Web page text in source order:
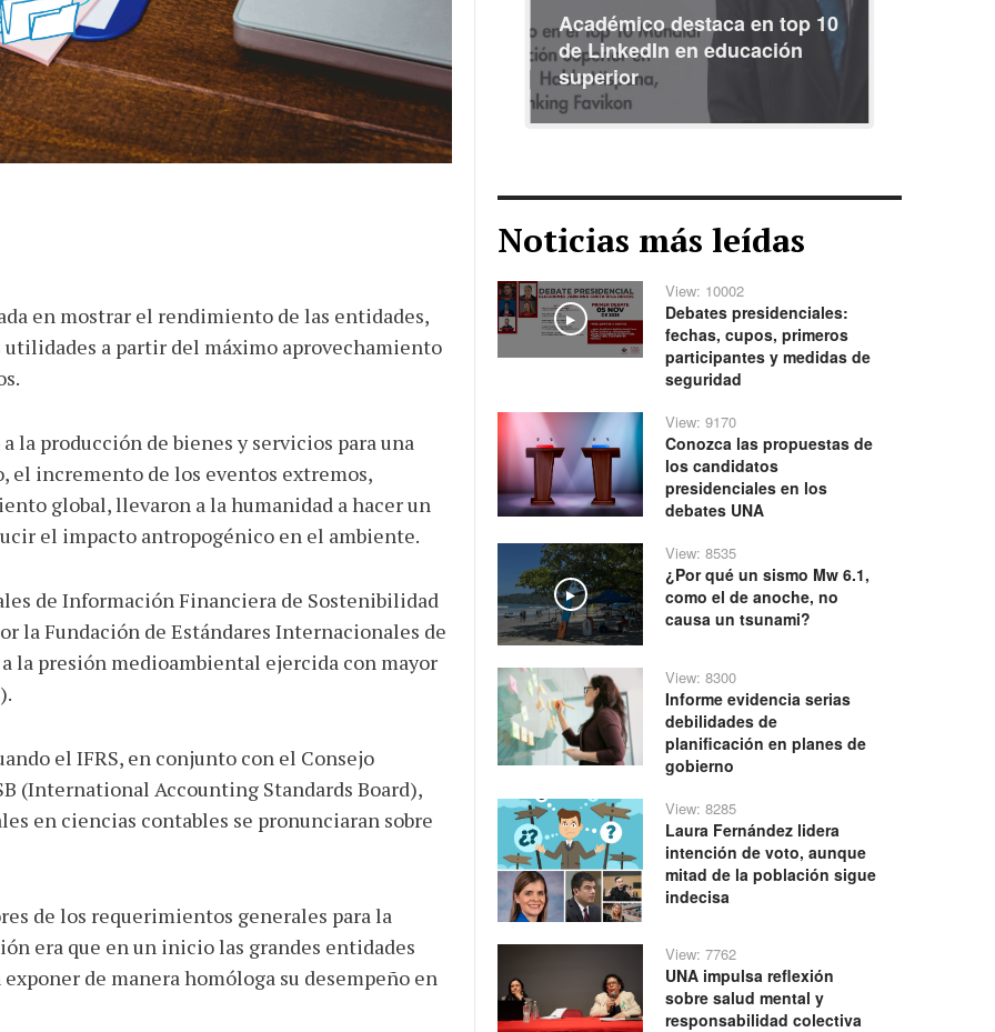
en mostrar el rendimiento de las entidades,
utilidades a partir del máximo aprovechamiento
la producción de bienes y servicios para una
el incremento de los eventos extremos,
global, llevaron a la humanidad a hacer un
el impacto antropogénico en el ambiente.
de Información Financiera de Sostenibilidad
la Fundación de Estándares Internacionales de
la presión medioambiental ejercida con mayor
el IFRS, en conjunto con el Consejo
(International Accounting Standards Board),
en ciencias contables se pronunciaran sobre
de los requerimientos generales para la
era que en un inicio las grandes entidades
de manera homóloga su desempeño en
llama a
Rechazo al reparto desigual
de ganancias es mayor
cuando hubo esfuerzo
Académico destaca en top 10
de LinkedIn en educación
superior
Noticias más leídas
Play
View: 10002
Debates presidenciales:
fechas, cupos, primeros
participantes y medidas de
seguridad
View: 9170
Conozca las propuestas de
los candidatos
presidenciales en los
debates UNA
Play
View: 8535
¿Por qué un sismo Mw 6.1,
como el de anoche, no
causa un tsunami?
View: 8300
Informe evidencia serias
debilidades de
planificación en planes de
gobierno
View: 8285
Laura Fernández lidera
intención de voto, aunque
mitad de la población sigue
indecisa
View: 7762
UNA impulsa reflexión
sobre salud mental y
responsabilidad colectiva